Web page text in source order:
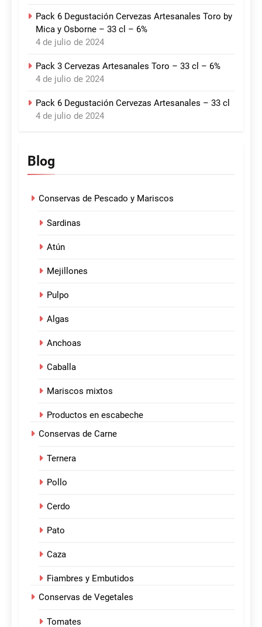
Pack 6 Degustación Cervezas Artesanales Toro by
Mica y Osborne – 33 cl – 6%
4 de julio de 2024
Pack 3 Cervezas Artesanales Toro – 33 cl – 6%
4 de julio de 2024
Pack 6 Degustación Cervezas Artesanales – 33 cl
4 de julio de 2024
Blog
Conservas de Pescado y Mariscos
Sardinas
Atún
Mejillones
Pulpo
Algas
Anchoas
Caballa
Mariscos mixtos
Productos en escabeche
Conservas de Carne
Ternera
Pollo
Cerdo
Pato
Caza
Fiambres y Embutidos
Conservas de Vegetales
Tomates